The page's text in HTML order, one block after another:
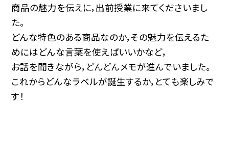
商品の魅力を伝えに，出前授業に来てくださいまし
た。
どんな特色のある商品なのか，その魅力を伝えるた
めにはどんな言葉を使えばいいかなど，
お話を聞きながら，どんどんメモが進んでいました。
これからどんなラベルが誕生するか，とても楽しみで
す！